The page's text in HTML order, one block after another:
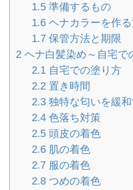
1.5準備するもの
1.6ヘナカラーを作
1.7保管方法と期限
2 ヘナ白髪染め～自宅で
2.1自宅での塗り方
2.2置き時間
2.3独特な匂いを緩和
2.4色落ち対策
2.5頭皮の着色
2.6肌の着色
2.7服の着色
2.8つめの着色